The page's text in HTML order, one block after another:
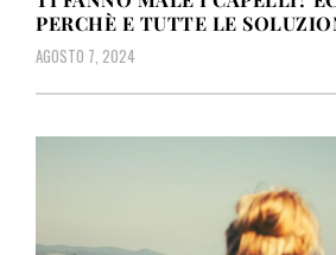
PERCHÈ E TUTTE LE
AGOSTO 7, 2024